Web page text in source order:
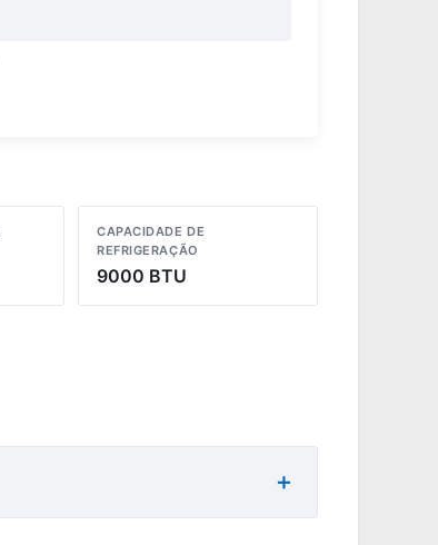
CAPACIDADE DE
REFRIGERAÇÃO
9000 BTU